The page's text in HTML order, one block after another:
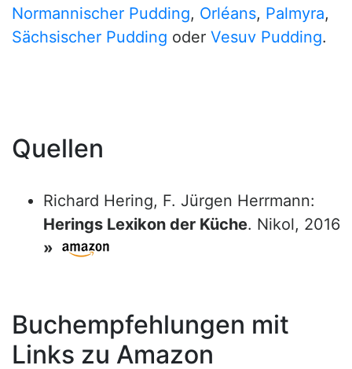
Normannischer Pudding, Orléans, Palmyra,
Sächsischer Pudding oder Vesuv Pudding.
Quellen
Richard Hering, F. Jürgen Herrmann:
Herings Lexikon der Küche. Nikol, 2016
»
Buchempfehlungen mit
Links zu Amazon